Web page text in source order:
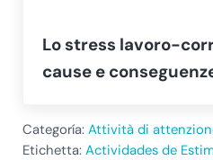
Lo stress lavoro-
cause e
Categoría: Attività di
Etichetta: Actividades de